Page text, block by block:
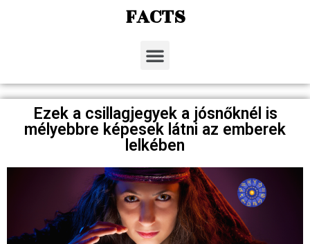
FACTS
Ezek a csillagjegyek a jósnőknél is
mélyebbre képesek látni az emberek
lelkében